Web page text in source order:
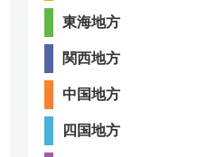
東海地方
関西地方
中国地方
四国地方